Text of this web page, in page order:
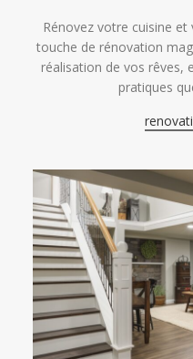
Rénovez votre cuisine
touche de rénovation
réalisation de vos rêves,
pratiques